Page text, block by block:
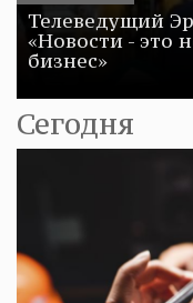
Телеведущий
«Новости - это
бизнес»
Сегодня